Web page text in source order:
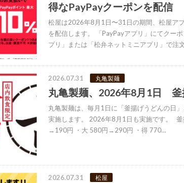
得なPayPayクーポンを配信
松屋は2026年8月1日〜31日の期間、松屋ア
を配信します。 「PayPayアプリ」にてクー
プリ」または「松弁ネットミニアプリ」で注
2026.07.31 丸亀製麺
丸亀製麺、2026年8月1日 釜
丸亀製麺は、毎月1日に「釜揚げうどんの日
実施します。 2026年8月1日も実施です。
→190円 ・大 580円→290円 ・得 770…
2026.07.31 松屋